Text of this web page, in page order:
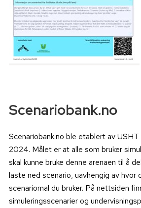
Scenariobank.no
Scenariobank.no ble etablert av
2024. Målet er at alle som bruker
skal kunne bruke denne arenaen til å
laste ned scenario, uavhengig av hvor
scenariomal du bruker. På nettsiden
simuleringsscenarier og